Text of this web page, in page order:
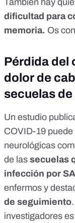
También hay
dificultad para
memoria. Os
Pérdida del
dolor de
secuelas
Un estudio
COVID-19
neurológicas
de las secuelas
infección por
enfermos y
de seguimiento
investigadores